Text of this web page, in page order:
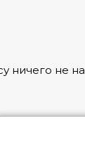
ничего не